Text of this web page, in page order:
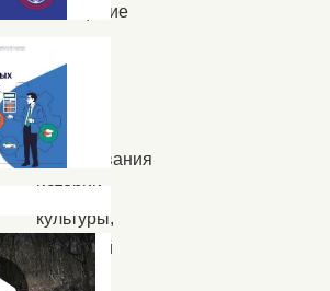
посещение
либо
объекта
для
исследования
истории,
культуры,
традиций
и